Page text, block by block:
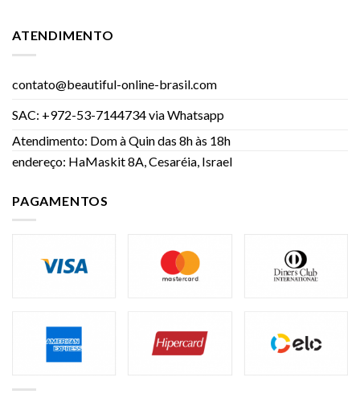
ATENDIMENTO
contato@beautiful-online-brasil.com
SAC: +972-53-7144734 via Whatsapp
Atendimento: Dom à Quin das 8h às 18h
endereço: HaMaskit 8A, Cesaréia, Israel
PAGAMENTOS